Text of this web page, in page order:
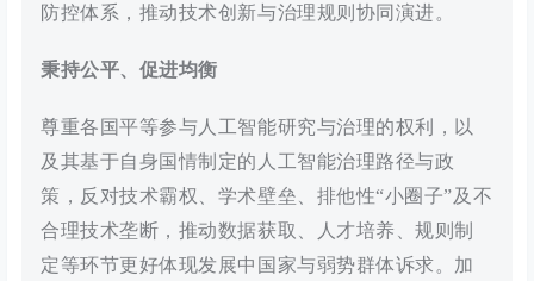
防控体系，推动技术创新与治理规则协同演进。
秉持公平、促进均衡
尊重各国平等参与人工智能研究与治理的权利，以
及其基于自身国情制定的人工智能治理路径与政
策，反对技术霸权、学术壁垒、排他性“小圈子”及不
合理技术垄断，推动数据获取、人才培养、规则制
定等环节更好体现发展中国家与弱势群体诉求。加